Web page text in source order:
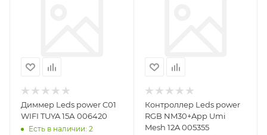
Диммер Leds power C01
WIFI TUYA 15А 006420
Есть в наличии: 2
Контроллер Leds power
RGB NM30+App Umi
Mesh 12A 005355